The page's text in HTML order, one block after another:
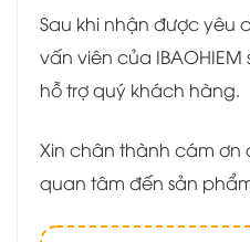
Sau khi nhận được yêu
vấn viên của
hỗ trợ quý khách hàng.
Xin chân thành cám
quan tâm đến sản